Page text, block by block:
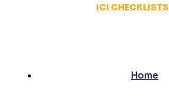
ICI CHECKLISTS
Home